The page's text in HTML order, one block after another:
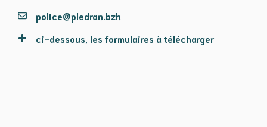
police@pledran.bzh
ci-dessous, les formulaires à télécharger